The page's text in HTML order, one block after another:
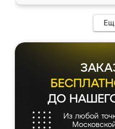
ДО
Из любой